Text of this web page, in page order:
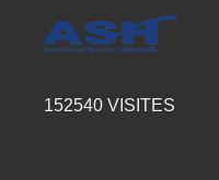
152540 VISITES